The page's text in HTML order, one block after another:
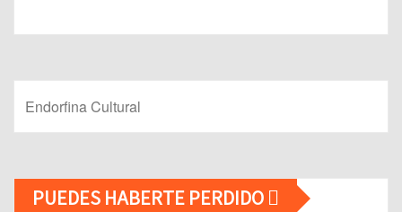
Endorfina Cultural
PUEDES HABERTE PERDIDO